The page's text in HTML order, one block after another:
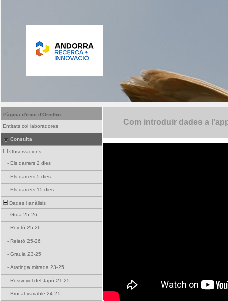
Pàgina d'inici d'Ornitho
Entitats col·laboradores
Consulta
Observacions
- Els darrers 2 dies
- Els darrers 5 dies
- Els darrers 15 dies
Dades i anàlisis
- Grua 25-26
- Reietó 25-26
- Reietó 25-26
- Graula 23-25
- Aratinga mitrada 23-25
- Rossinyol del Japó 21-25
- Brocat variable 24-25
Com introduir dades a